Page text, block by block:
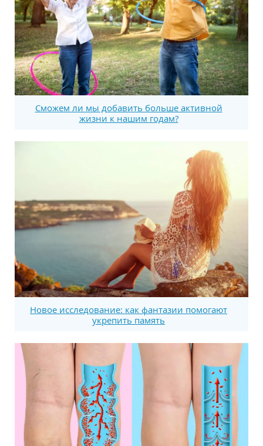
Сможем ли мы добавить больше активной
жизни к нашим годам?
Новое исследование: как фантазии помогают
укрепить память